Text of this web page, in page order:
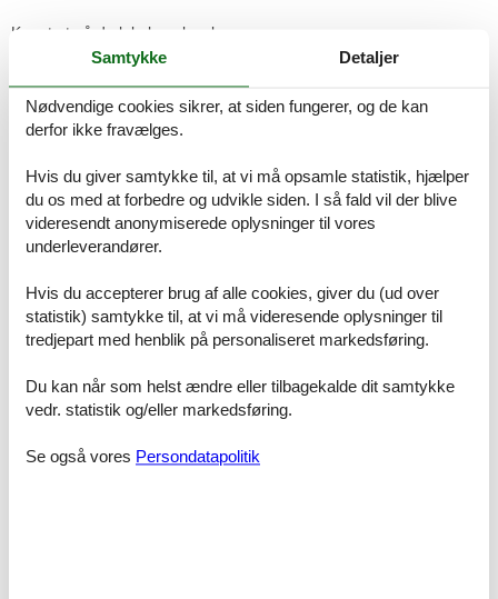
Kom tæt på de lokale oplevelser
gamle sukkerfabrik, her kan I tage en dukkert efter en varm dag på
tur med masser af oplevelser. På Langelinie er der et grønt område
med minigolf og grill og ishus. Den hyggelige købstad Stege, har
producenters varer. Her finder du også gode spisesteder, samt
dagligvarebutikker og ikke mindst de berømte tirsdagsmarkeder i
sommersæsonen. Tag på udflugt og besøg Møns Klint og
Geocenter, besøg Klintholm Havn og spis en god frokost. Besøg
uanede muligheder for naturoplevelser og Møn er i 2017 kommet
på UNESCOs liste over Biosfære områder.
Fabriksgade i Stege, er beliggende i Lendemarke-området, og er
Sukkerfabrik , som var en af Møns vigtigste virksomheder.
Sukkerfabrikken var i funktion fra 1884 til 1989 og prægede
sukkerfabrikken var centrum for industriaktiviteten. Vejnavnet vidner
Samtykke Detaljer
Nødvendige cookies sikrer, at siden fungerer, og de kan
derfor ikke fravælges.
Hvis du giver samtykke til, at vi må opsamle statistik, hjælper
du os med at forbedre og udvikle siden. I så fald vil der blive
videresendt anonymiserede oplysninger til vores
underleverandører.
Hvis du accepterer brug af alle cookies, giver du (ud over
statistik) samtykke til, at vi må videresende oplysninger til
tredjepart med henblik på personaliseret markedsføring.
Du kan når som helst ændre eller tilbagekalde dit samtykke
vedr. statistik og/eller markedsføring.
Se også vores Persondatapolitik